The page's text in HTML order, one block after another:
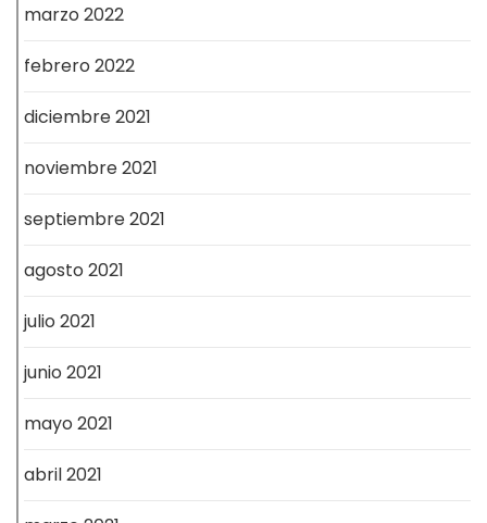
marzo 2022
febrero 2022
diciembre 2021
noviembre 2021
septiembre 2021
agosto 2021
julio 2021
junio 2021
mayo 2021
abril 2021